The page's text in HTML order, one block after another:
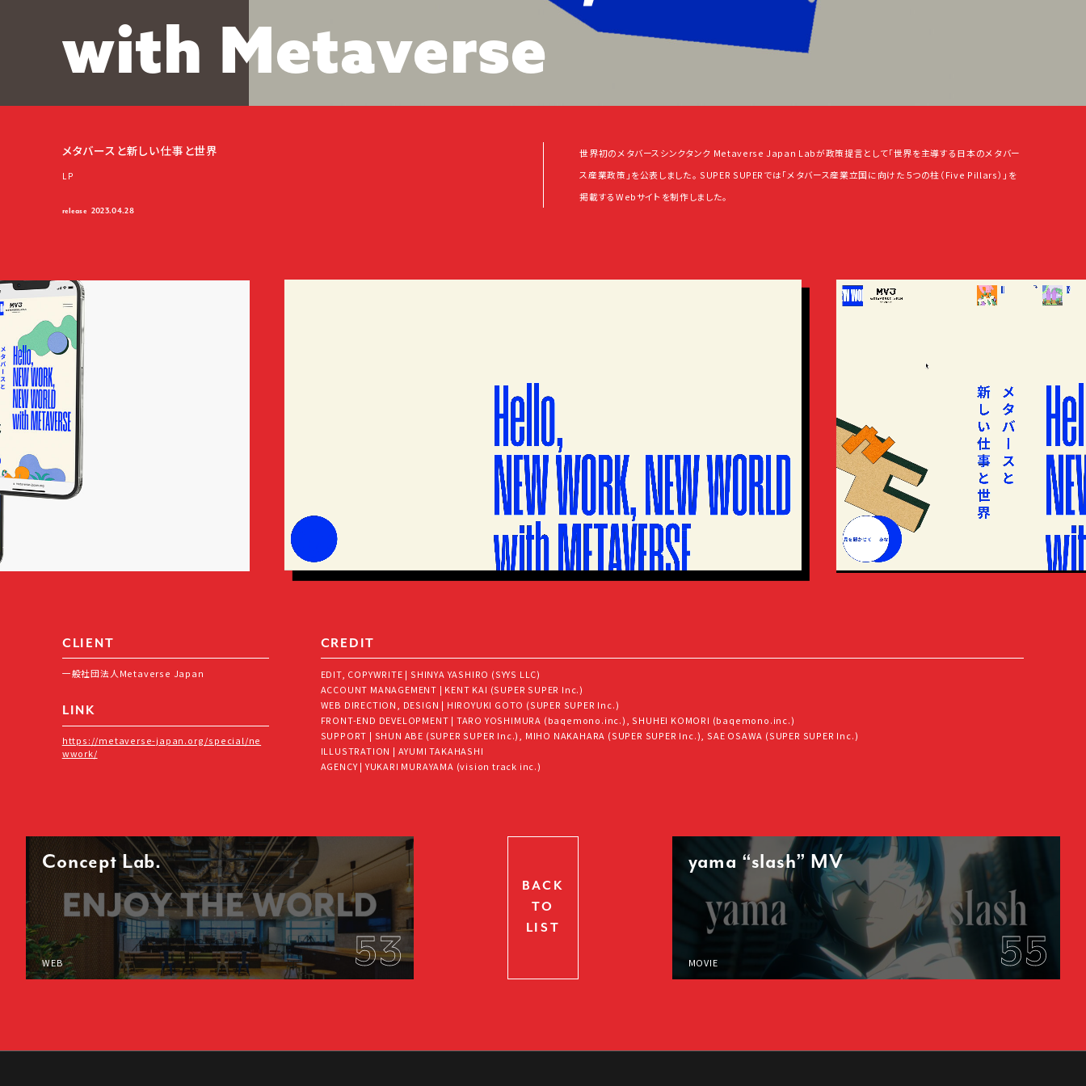
with Metaverse
メタバースと新しい仕事と世界
LP
release 2023.04.28
世界初のメタバースシンクタンク Metaverse Japan Labが政策提言として「世界を主導する日本のメタバー
ス産業政策」を公表しました。 SUPER SUPERでは「メタバース産業立国に向けた５つの柱（Five Pillars）」を
掲載するWebサイトを制作しました。
CLIENT
一般社団法人Metaverse Japan
LINK
https://metaverse-japan.org/special/ne
wwork/
CREDIT
EDIT, COPYWRITE | SHINYA YASHIRO (SYYS LLC)
ACCOUNT MANAGEMENT | KENT KAI (SUPER SUPER Inc.)
WEB DIRECTION, DESIGN | HIROYUKI GOTO (SUPER SUPER Inc.)
FRONT-END DEVELOPMENT | TARO YOSHIMURA (baqemono.inc.), SHUHEI KOMORI (baqemono.inc.)
SUPPORT | SHUN ABE (SUPER SUPER Inc.), MIHO NAKAHARA (SUPER SUPER Inc.), SAE OSAWA (SUPER SUPER Inc.)
ILLUSTRATION | AYUMI TAKAHASHI
AGENCY | YUKARI MURAYAMA (vision track inc.)
Concept Lab.
WEB 53
BACK
TO
LIST
yama “slash” MV
MOVIE 55